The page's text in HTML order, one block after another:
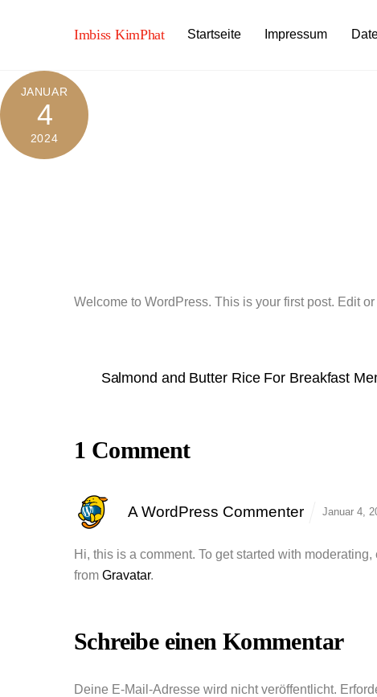
Imbiss KimPhat Startseite Impressum
JANUAR
4
2024
Welcome to WordPress. This is your first post. Edit
Salmond and Butter Rice For Breakfast
1 Comment
A WordPress Commenter Januar 4,
Hi, this is a comment. To get started with
from Gravatar.
Schreibe einen Kommentar
Deine E-Mail-Adresse wird nicht veröffentlicht.